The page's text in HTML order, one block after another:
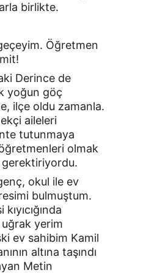
birlikte.
Öğretmen
Derince de
yoğun göç
ilçe oldu zamanla.
aileleri
tutunmaya
olmak
okul ile ev
bulmuştum.
yerim
ev sahibim Kamil
altına taşındı
Metin